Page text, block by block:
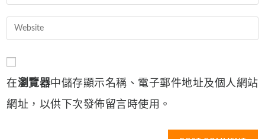
or
username
your
address
Enter
your
website
(optional)
在瀏覽器中儲存顯示名稱、電子郵件地址及個人網站
網址，以供下次發佈留言時使用。